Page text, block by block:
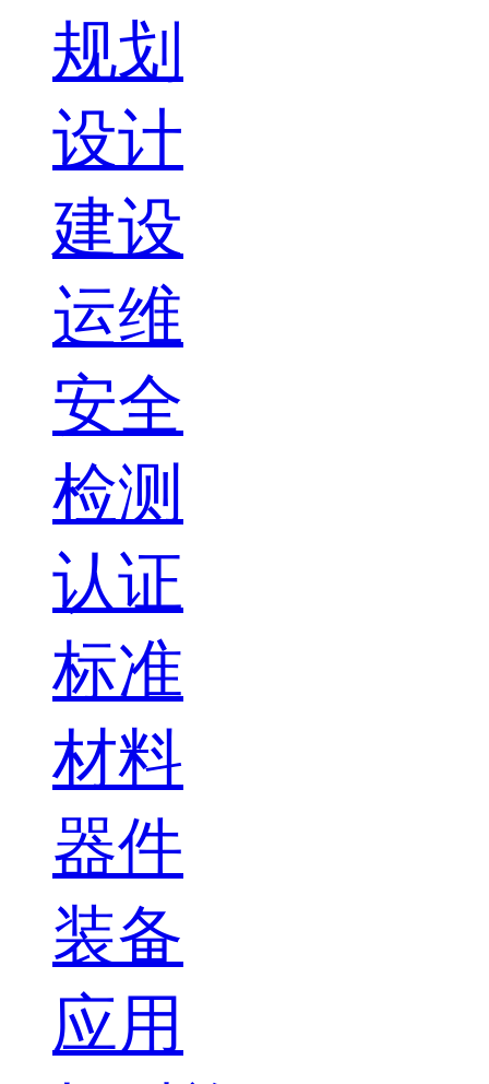
规划
设计
建设
运维
安全
检测
认证
标准
材料
器件
装备
应用